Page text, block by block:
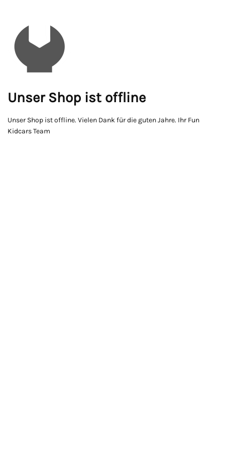
Unser Shop ist offline
Unser Shop ist offline. Vielen Dank für die guten Jahre. Ihr Fun
Kidcars Team